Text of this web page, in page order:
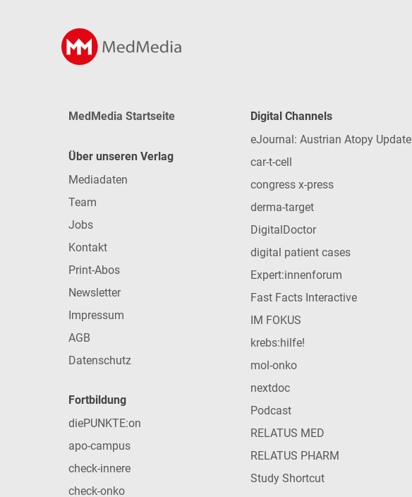
MedMedia Startseite
Über unseren Verlag
Mediadaten
Team
Jobs
Kontakt
Print-Abos
Newsletter
Impressum
AGB
Datenschutz
Fortbildung
diePUNKTE:on
apo-campus
check-innere
check-onko
Digital Channels
eJournal: Austrian Atopy Update
car-t-cell
congress x-press
derma-target
DigitalDoctor
digital patient cases
Expert:innenforum
Fast Facts Interactive
IM FOKUS
krebs:hilfe!
mol-onko
nextdoc
Podcast
RELATUS MED
RELATUS PHARM
Study Shortcut